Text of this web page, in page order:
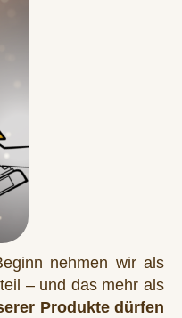
nehmen wir als
– und das mehr als
Produkte dürfen